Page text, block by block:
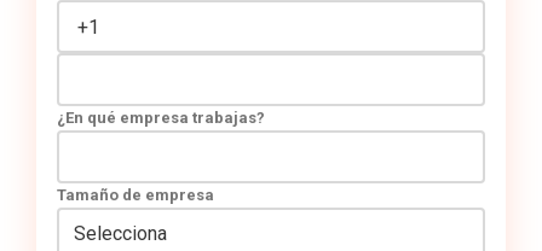
¿En qué empresa trabajas?
Tamaño de empresa